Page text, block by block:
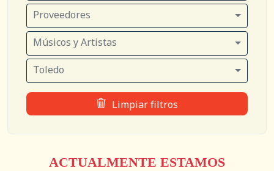
Proveedores
Músicos y Artistas
Toledo
Limpiar filtros
ACTUALMENTE ESTAMOS